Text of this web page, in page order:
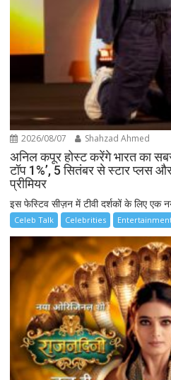
2026/08/07 Shahzad Ahmed
अनिल कपूर होस्ट करेंगे भारत का
टॉप 1%’, 5 सितंबर से स्टार प्लस और
प्रीमियर
इस फेस्टिव सीज़न में टीवी दर्शकों के लिए एक
Celeb Talk Celebrities